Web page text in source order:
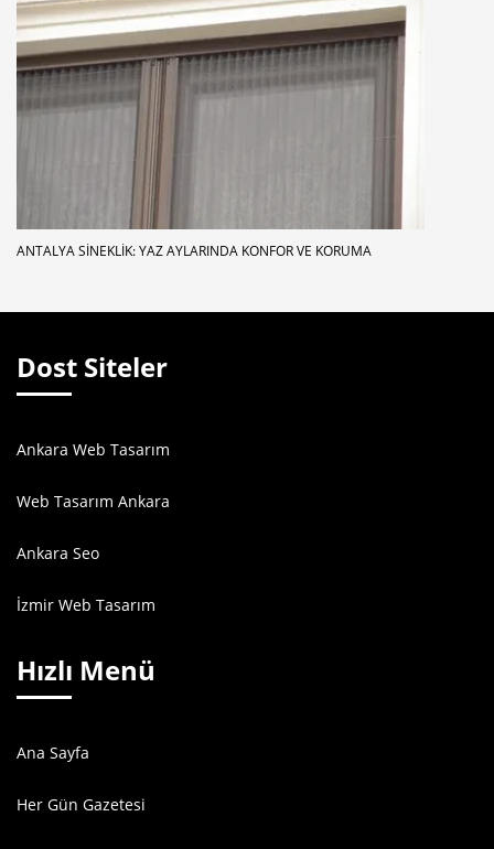
ANTALYA SINEKLIK: YAZ AYLARINDA KONFOR VE KORUMA
Dost Siteler
Ankara Web Tasarım
Web Tasarım Ankara
Ankara Seo
İzmir Web Tasarım
Hızlı Menü
Ana Sayfa
Her Gün Gazetesi